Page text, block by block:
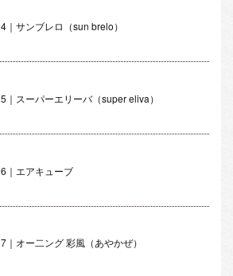
4｜サンブレロ（sun brelo）
5｜スーパーエリーバ（super eliva）
6｜エアキューブ
7｜オー二ング 彩風（あやかぜ）